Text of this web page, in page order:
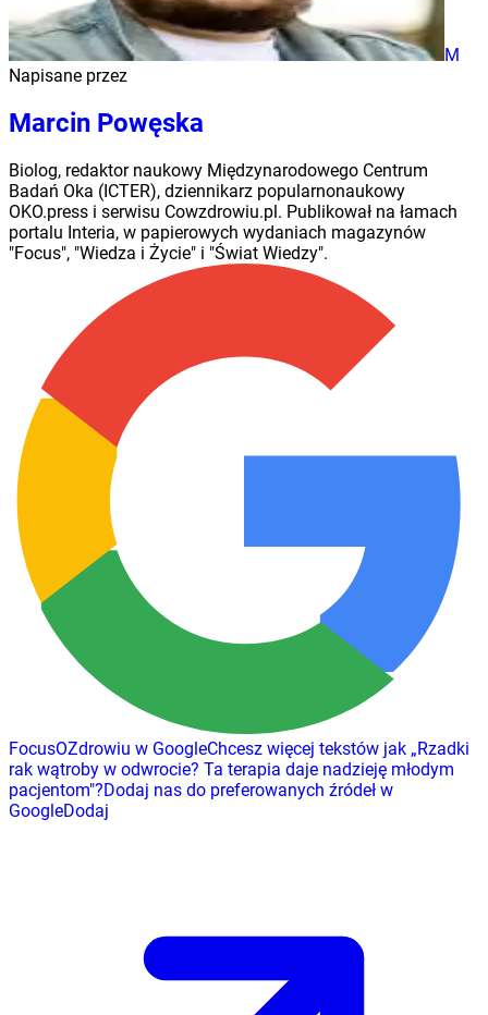
M
Napisane przez
Marcin Powęska
Biolog, redaktor naukowy Międzynarodowego Centrum
Badań Oka (ICTER), dziennikarz popularnonaukowy
OKO.press i serwisu Cowzdrowiu.pl. Publikował na łamach
portalu Interia, w papierowych wydaniach magazynów
"Focus", "Wiedza i Życie" i "Świat Wiedzy".
FocusOZdrowiu w GoogleChcesz więcej tekstów jak „Rzadki
rak wątroby w odwrocie? Ta terapia daje nadzieję młodym
pacjentom"?Dodaj nas do preferowanych źródeł w
GoogleDodaj